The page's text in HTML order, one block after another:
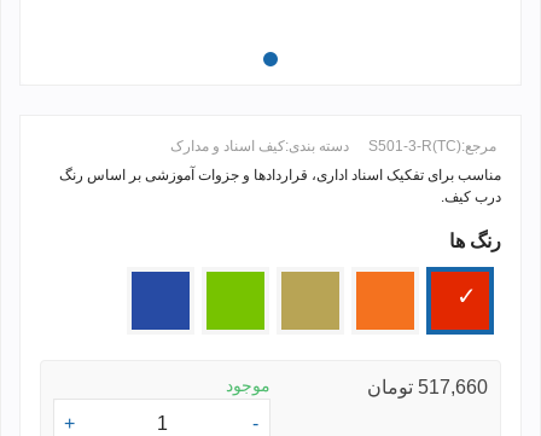
مرجع:S501-3-R(TC) دسته بندی:کیف اسناد و مدارک
مناسب برای تفکیک اسناد اداری، قراردادها و جزوات آموزشی بر اساس رنگ
درب کیف.
ادامه مطلب +
رنگ ها
517,660 تومان موجود
-
+